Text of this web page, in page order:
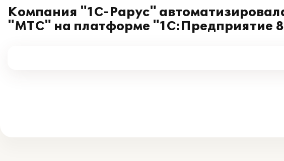
Компания "1С-Рарус"
"МТС" на платформе "1С:Предприятие